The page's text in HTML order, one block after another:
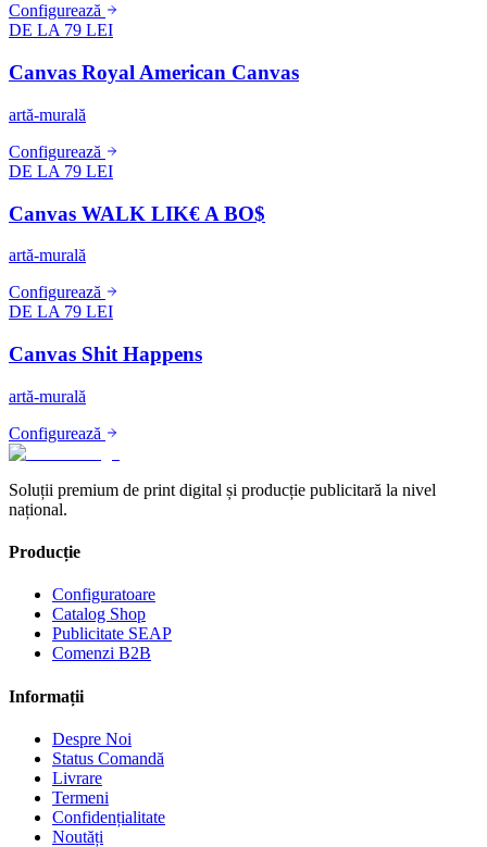
Configurează
DE LA 79 LEI
Canvas Royal American Canvas
artă-murală
Configurează
DE LA 79 LEI
Canvas WALK LIK€ A BO$
artă-murală
Configurează
DE LA 79 LEI
Canvas Shit Happens
artă-murală
Configurează
Soluții premium de print digital și producție publicitară la nivel
național.
Producție
Configuratoare
Catalog Shop
Publicitate SEAP
Comenzi B2B
Informații
Despre Noi
Status Comandă
Livrare
Termeni
Confidențialitate
Noutăți